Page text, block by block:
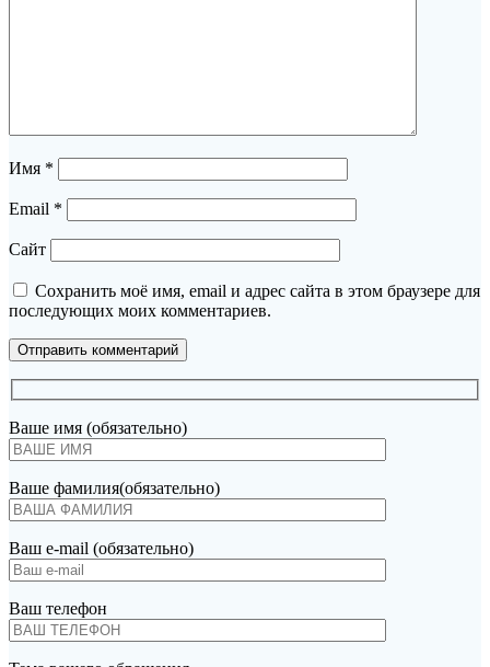
Имя *
Email *
Сайт
Сохранить моё имя, email и адрес сайта в этом браузере для
последующих моих комментариев.
Ваше имя (обязательно)
Ваше фамилия(обязательно)
Ваш e-mail (обязательно)
Ваш телефон